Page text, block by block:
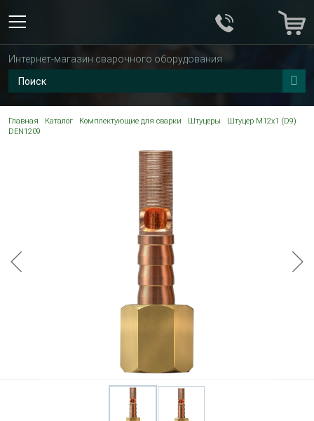
Интернет-магазин сварочного оборудования
Главная Каталог Комплектующие для сварки Штуцеры
Штуцер М12х1 (D9)
DEN1209